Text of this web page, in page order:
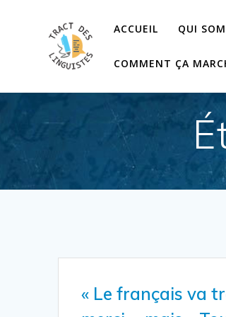
ACCUEIL QUI
COMMENT ÇA
« Le français va